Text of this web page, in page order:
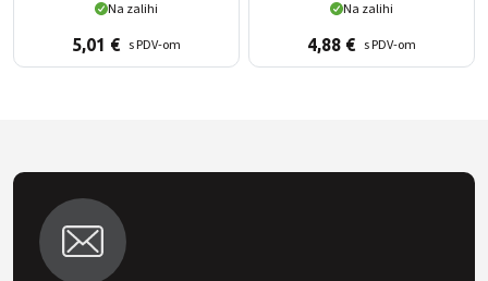
Na zalihi
5,01 € s PDV-om
Na zalihi
4,88 € s PDV-om